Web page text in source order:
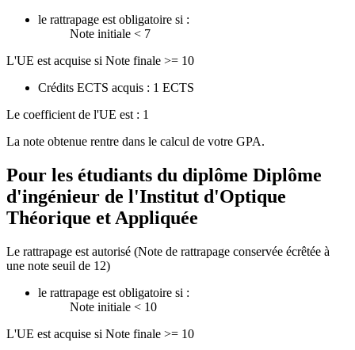
le rattrapage est obligatoire si :
Note initiale < 7
L'UE est acquise si Note finale >= 10
Crédits ECTS acquis : 1 ECTS
Le coefficient de l'UE est : 1
La note obtenue rentre dans le calcul de votre GPA.
Pour les étudiants du diplôme Diplôme
d'ingénieur de l'Institut d'Optique
Théorique et Appliquée
Le rattrapage est autorisé (Note de rattrapage conservée écrêtée à
une note seuil de 12)
le rattrapage est obligatoire si :
Note initiale < 10
L'UE est acquise si Note finale >= 10